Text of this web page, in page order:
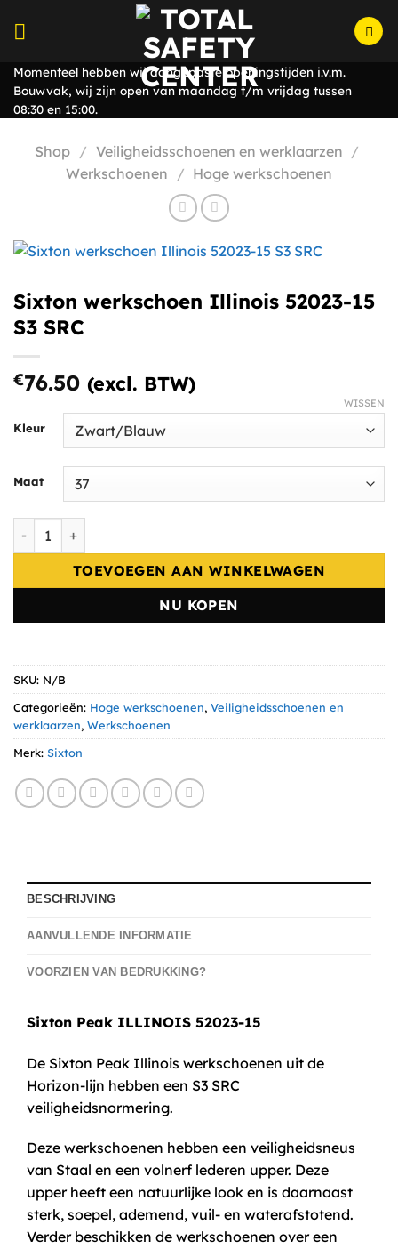
Momenteel hebben wij aangepaste openingstijden i.v.m.
Bouwvak, wij zijn open van maandag t/m vrijdag tussen
08:30 en 15:00.
Shop / Veiligheidsschoenen en werklaarzen /
Werkschoenen / Hoge werkschoenen
Sixton werkschoen Illinois 52023-15
S3 SRC
€76.50 (excl. BTW)
Kleur
Maat
WISSEN
Sixton werkschoen Illinois 52023-15 S3 SRC aantal
TOEVOEGEN AAN WINKELWAGEN
NU KOPEN
SKU: N/B
Categorieën: Hoge werkschoenen, Veiligheidsschoenen en
werklaarzen, Werkschoenen
Merk: Sixton
BESCHRIJVING
AANVULLENDE INFORMATIE
VOORZIEN VAN BEDRUKKING?
Sixton Peak ILLINOIS 52023-15
De Sixton Peak Illinois werkschoenen uit de
Horizon-lijn hebben een S3 SRC
veiligheidsnormering.
Deze werkschoenen hebben een veiligheidsneus
van Staal en een volnerf lederen upper. Deze
upper heeft een natuurlijke look en is daarnaast
sterk, soepel, ademend, vuil- en waterafstotend.
Verder beschikken de werkschoenen over een